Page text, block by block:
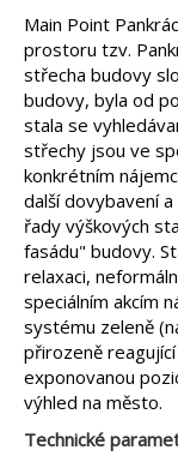
Main Point
prostoru tzv.
střecha budovy
budovy, byla od
stala se
střechy jsou ve
konkrétním
další dovybavení
řady výškových
fasádu" budovy.
relaxaci,
speciálním akcím
systému zeleně
přirozeně
exponovanou
výhled na město.
Technické